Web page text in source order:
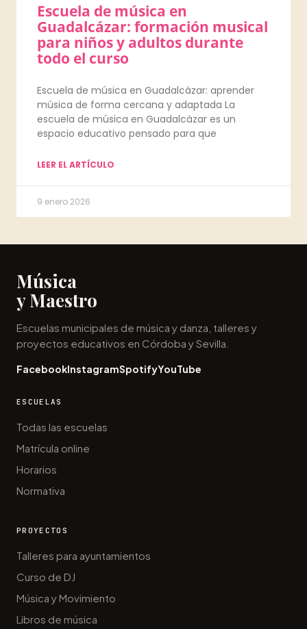
Escuela de música en
Guadalcázar: formación musical
para niños y adultos durante
todo el curso
Escuela de música en Guadalcázar: aprender
música de forma cercana y adaptada La
escuela de música en Guadalcázar es un
espacio educativo pensado para que
LEER EL ARTÍCULO
9 enero 2026
Música
y Maestro
Escuelas municipales de música y danza, talleres y
proyectos educativos en Córdoba y Sevilla.
FacebookInstagramSpotifyYouTube
ESCUELAS
Todas las escuelas
Matrícula online
Horarios
Normativa
PROYECTOS
Talleres para ayuntamientos
Curso de DJ
Música y Movimiento
Libros de música